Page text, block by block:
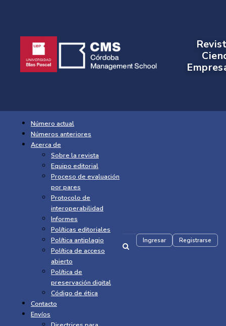
Número actual
Números anteriores
Acerca de
Sobre la revista
Equipo editorial
Proceso de evaluación
por pares
Protocolo de
interoperabilidad
Informes
Políticas editoriales
Política antiplagio
Política de acceso
abierto
Política de
preservación digital
Código de ética
Contacto
Envíos
Ingresar Registrarse